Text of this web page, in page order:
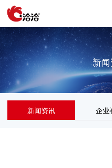
新
新闻资讯 企业